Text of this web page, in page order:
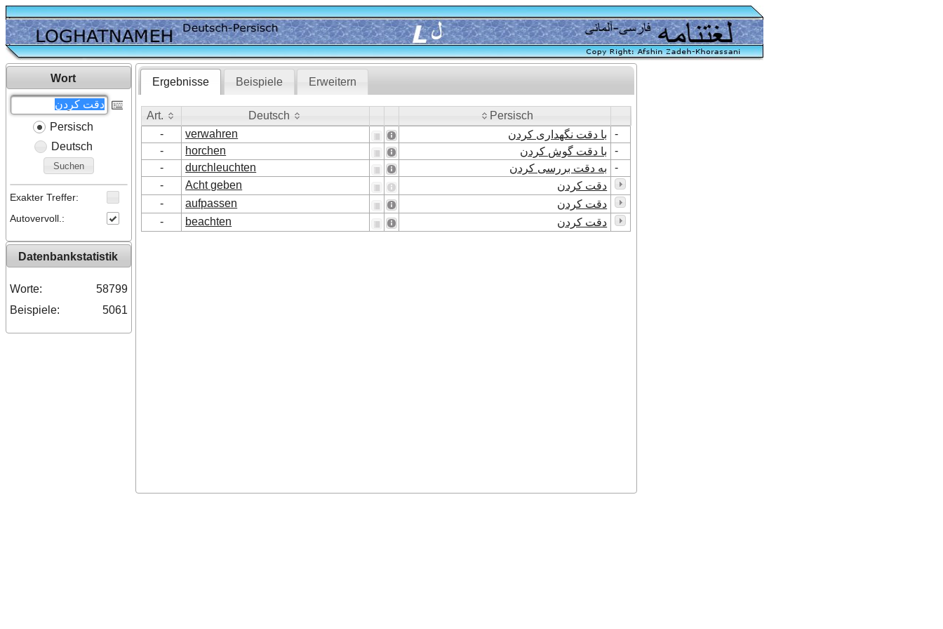
Wort
Persisch
Deutsch
Suchen
Exakter Treffer:
Autovervoll.:
Datenbankstatistik
Worte:
58799
Beispiele:
5061
Ergebnisse Beispiele Erweitern
Art. Deutsch
Persisch
Art.
Persisch
- verwahren با دقت نگهداری کردن
-
-
horchen با دقت گوش کردن
-
-
durchleuchten به دقت بررسی کردن
-
-
Acht geben
دقت کردن
-
aufpassen
دقت کردن
-
beachten دقت کردن